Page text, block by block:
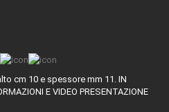
cm 10 e spessore mm 11. IN
E VIDEO PRESENTAZIONE